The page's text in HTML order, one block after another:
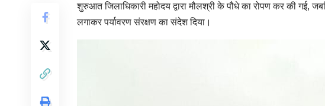
शुरुआत जिलाधिकारी महोदय द्वारा मौलश्री के पौधे का रोपण कर की गई,
लगाकर पर्यावरण संरक्षण का संदेश दिया।